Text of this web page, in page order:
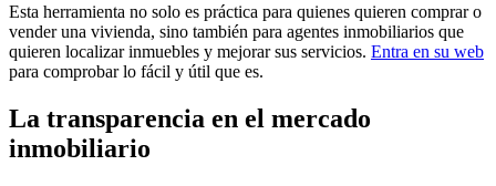
Esta herramienta no solo es práctica para quienes quieren comprar o
vender una vivienda, sino también para agentes inmobiliarios que
quieren localizar inmuebles y mejorar sus servicios. Entra en su web
para comprobar lo fácil y útil que es.
La transparencia en el mercado
inmobiliario